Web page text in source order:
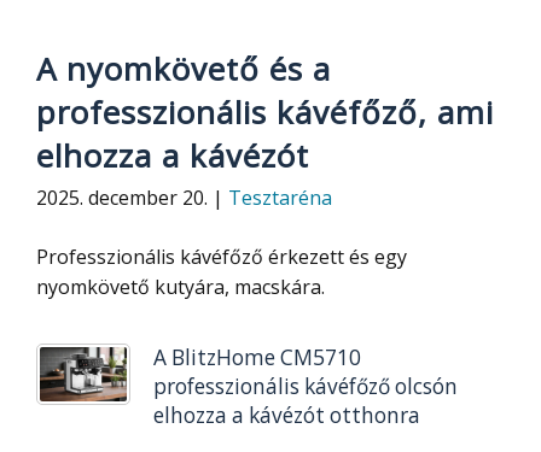
A nyomkövető és a
professzionális kávéfőző, ami
elhozza a kávézót
2025. december 20. | Tesztaréna
Professzionális kávéfőző érkezett és egy
nyomkövető kutyára, macskára.
A BlitzHome CM5710
professzionális kávéfőző olcsón
elhozza a kávézót otthonra